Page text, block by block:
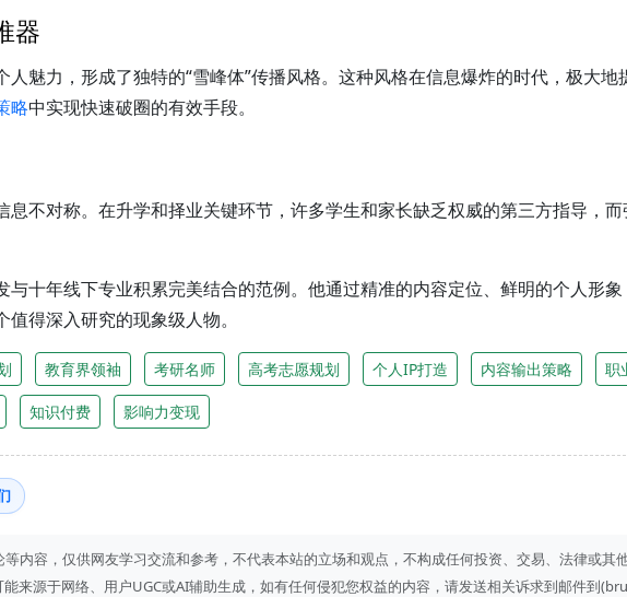
器
魅力，形成了独特的“雪峰体”传播风格。这种风格在信息爆炸的时代，极大
略中实现快速破圈的有效手段。
不对称。在升学和择业关键环节，许多学生和家长缺乏权威的第三方指导，
十年线下专业积累完美结合的范例。他通过精准的内容定位、鲜明的个人形
得深入研究的现象级人物。
教育界领袖 考研名师 高考志愿规划 个人IP打造 内容输出策略 职
知识付费 影响力变现
内容，仅供网友学习交流和参考，不代表本站的立场和观点，不构成任何投资、交易、法律或其
来源于网络、用户UGC或AI辅助生成，如有任何侵犯您权益的内容，请发送相关诉求到邮件到